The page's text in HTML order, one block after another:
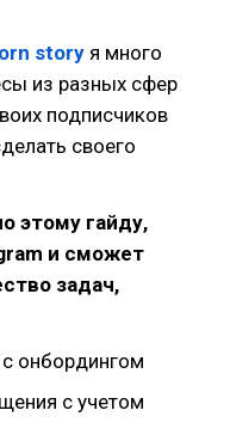
story я много
из разных сфер
подписчиков
своего
этому гайду,
и сможет
задач,
онбордингом
с учетом